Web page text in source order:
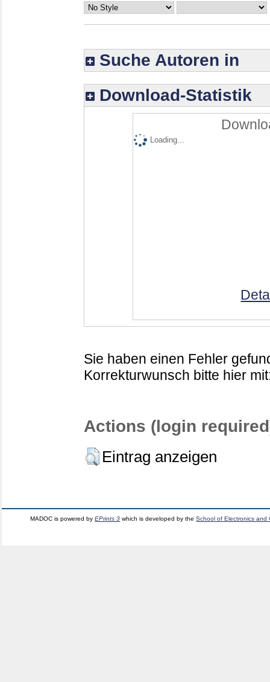
Suche Autoren in
Download-Statistik
Loading...
Sie haben einen Fehler
Korrekturwunsch bitte hier
Actions (login
Eintrag anzeigen
MADOC is powered byEPrints 3 which is developed by theSchool of Electronics and